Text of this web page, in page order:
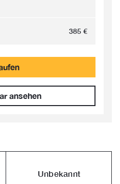
385 €
ansehen
Unbekannt